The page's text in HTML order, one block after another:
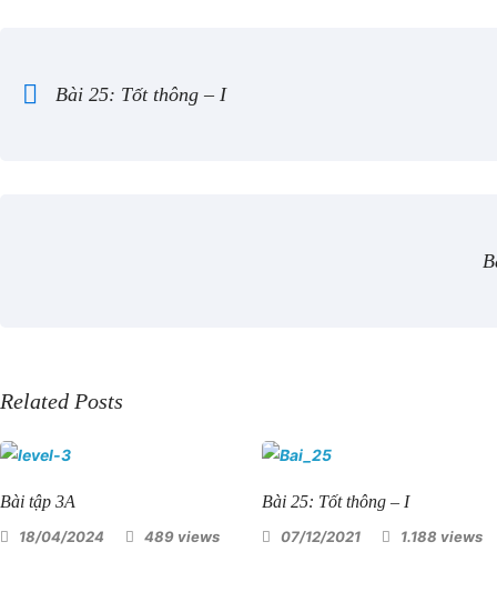
Bài 25: Tốt thông – I
Related Posts
Bài tập 3A
18/04/2024 489 views
Bài 25: Tốt thông – I
07/12/2021 1.188 views